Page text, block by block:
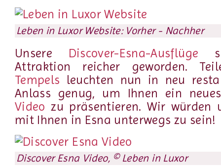
Leben in Luxor Website: Vorher - Nachher
Unsere Discover-Esna-Ausflüge
Attraktion reicher geworden.
Tempels leuchten nun in neu
Anlass genug, um Ihnen ein
Video zu präsentieren. Wir würden
mit Ihnen in Esna unterwegs zu sein!
Discover Esna Video, © Leben in Luxor